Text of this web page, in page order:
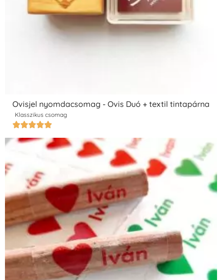
Ovisjel nyomdacsomag - Ovis Duó + textil tintapárna
Klasszikus csomag
